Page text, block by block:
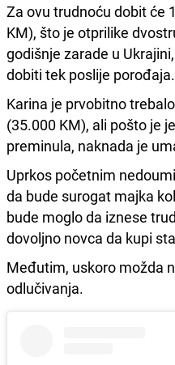
Za ovu trudnoću dobit će
KM), što je otprilike
godišnje zarade u
dobiti tek poslije porođaja.
Karina je prvobitno
(35.000 KM), ali pošto je
preminula, naknada je
Uprkos početnim
da bude surogat majka
bude moglo da iznese
dovoljno novca da kupi
Međutim, uskoro možda
odlučivanja.